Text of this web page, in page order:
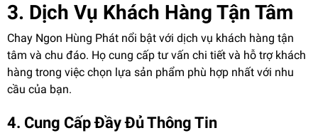
3. Dịch Vụ Khách Hàng Tận Tâm
Chay Ngon Hùng Phát nổi bật với dịch vụ khách hàng tận
tâm và chu đáo. Họ cung cấp tư vấn chi tiết và hỗ trợ khách
hàng trong việc chọn lựa sản phẩm phù hợp nhất với nhu
cầu của bạn.
4. Cung Cấp Đầy Đủ Thông Tin